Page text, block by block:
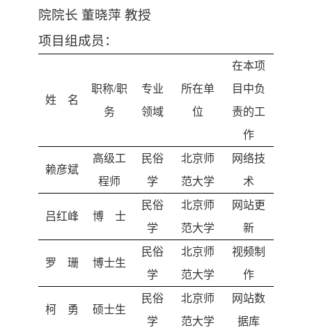
院院长 董晓萍 教授
项目组成员：
姓 名
职称/职
务
专业
领域
所在单
位
在本项
目中负
责的工
作
赖彦斌
高级工
程师
民俗
学
北京师
范大学
网络技
术
吕红峰 博 士
民俗
学
北京师
范大学
网站更
新
罗 珊 博士生
民俗
学
北京师
范大学
视频制
作
柯 勇 硕士生
民俗
学
北京师
范大学
网站数
据库